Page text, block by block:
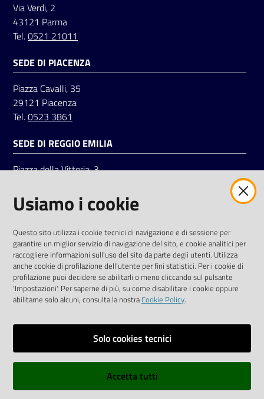
Via Verdi, 2
43121 Parma
Tel.0521 21011
SEDE DI PIACENZA
Piazza Cavalli, 35
29121 Piacenza
Tel.0523 3861
SEDE DI REGGIO EMILIA
Piazza della Vittoria, 3
Tel.0522 7961
LinkedinFacebookInstagram
Informative e liberatorie privacy
Dichiarazione di accessibilità
Usiamo i cookie
Questo sito utilizza i cookie tecnici di navigazione e di sessione per
garantire un miglior servizio di navigazione del sito, e cookie analitici per
raccogliere informazioni sull'uso del sito da parte degli utenti. Utilizza
anche cookie di profilazione dell'utente per fini statistici. Per i cookie di
profilazione puoi decidere se abilitarli o meno cliccando sul pulsante
'Impostazioni'. Per saperne di più, su come disabilitare i cookie oppure
abilitarne solo alcuni, consulta la nostraCookie Policy.
Solo cookies tecnici
Accetta tutti